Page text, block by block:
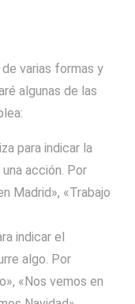
varias formas y
algunas de las
para indicar la
acción. Por
Madrid», «Trabajo
indicar el
algo. Por
«Nos vemos en